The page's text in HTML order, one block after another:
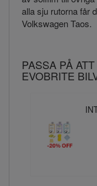
alla sju rutorna får
Volkswagen Taos.
PASSA PÅ
EVOBRITE